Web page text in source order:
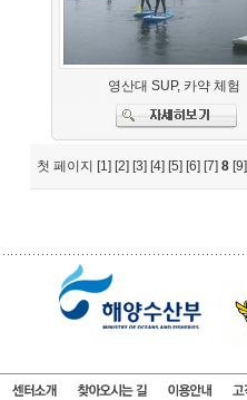
영산대 SUP, 카약 체험
첫 페이지 [1] [2] [3] [4] [5] [6] [7] 8 [9]